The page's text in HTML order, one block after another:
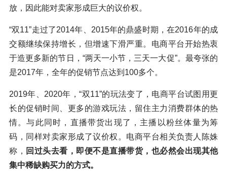
放，因此能对卖家形成巨大的议价权。
“双11”走过了2014年、2015年的鼎盛时期，在2016年的成
交额继续保持增长，但增速下滑严重。电商平台开始热衷
于造更多新的节日，“两天一小节，三天一大促”。最夸张的
是2017年，全年的促销节点达到100多个。
2019年、2020年，“双11”的玩法变了，电商平台试图用更
长的促销时间、更多的游戏玩法，留住主力消费群体的热
情。与此同时，直播带货出现了，主播以粉丝体量为筹
码，同样对卖家形成了议价权。电商平台相关负责人陈姝
称， 回过头去看，即便不是直播带货，也必然会出现其他
集中稀缺购买力的方式。